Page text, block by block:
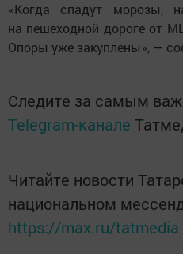
«Когда спадут морозы,
на пешеходной дороге от
Опоры уже закуплены», —
Следите за самым
Telegram-канале
Читайте новости
национальном
https://max.ru/tatmedia